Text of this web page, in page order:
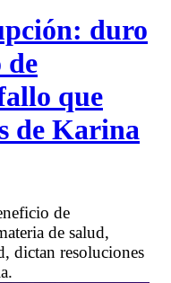
duro
de
que
de Karina
de
de salud,
dictan resoluciones